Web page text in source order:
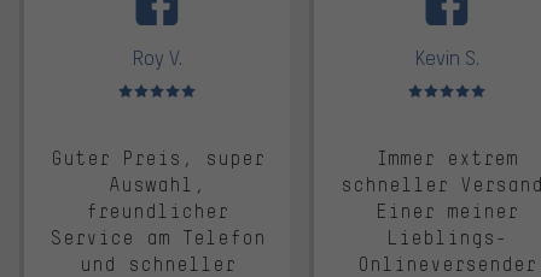
Roy V.
Bewertungen: 5 von 5
Guter Preis, super
Auswahl,
freundlicher
Service am Telefon
und schneller
Kevin S.
Bewertungen: 5 von 5
Immer extrem
schneller
Einer meiner
Lieblings-
Onlineversender